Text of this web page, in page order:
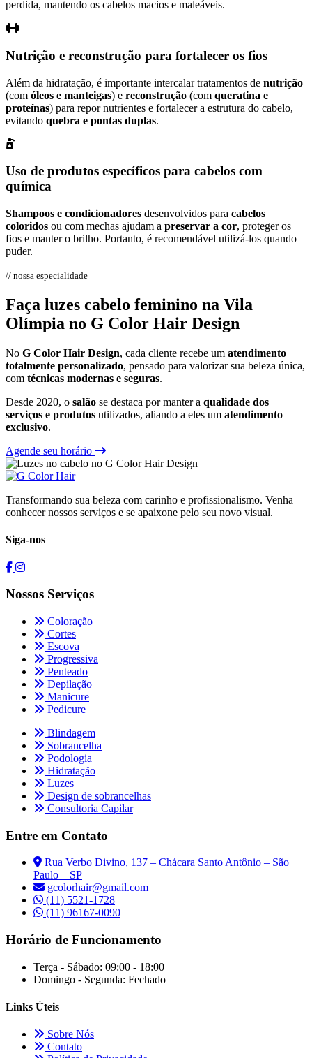
perdida, mantendo os cabelos macios e maleáveis.
Nutrição e reconstrução para fortalecer os fios
Além da hidratação, é importante intercalar tratamentos de nutrição
(com óleos e manteigas) e reconstrução (com queratina e
proteínas) para repor nutrientes e fortalecer a estrutura do cabelo,
evitando quebra e pontas duplas.
Uso de produtos específicos para cabelos com
química
Shampoos e condicionadores desenvolvidos para cabelos
coloridos ou com mechas ajudam a preservar a cor, proteger os
fios e manter o brilho. Portanto, é recomendável utilizá-los quando
puder.
// nossa especialidade
Faça luzes cabelo feminino na Vila
Olímpia no G Color Hair Design
No G Color Hair Design, cada cliente recebe um atendimento
totalmente personalizado, pensado para valorizar sua beleza única,
com técnicas modernas e seguras.
Desde 2020, o salão se destaca por manter a qualidade dos
serviços e produtos utilizados, aliando a eles um atendimento
exclusivo.
Agende seu horário
Transformando sua beleza com carinho e profissionalismo. Venha
conhecer nossos serviços e se apaixone pelo seu novo visual.
Siga-nos
Nossos Serviços
Coloração
Cortes
Escova
Progressiva
Penteado
Depilação
Manicure
Pedicure
Blindagem
Sobrancelha
Podologia
Hidratação
Luzes
Design de sobrancelhas
Consultoria Capilar
Entre em Contato
Rua Verbo Divino, 137 – Chácara Santo Antônio – São
Paulo – SP
gcolorhair@gmail.com
(11) 5521-1728
(11) 96167-0090
Horário de Funcionamento
Terça - Sábado: 09:00 - 18:00
Domingo - Segunda: Fechado
Links Úteis
Sobre Nós
Contato